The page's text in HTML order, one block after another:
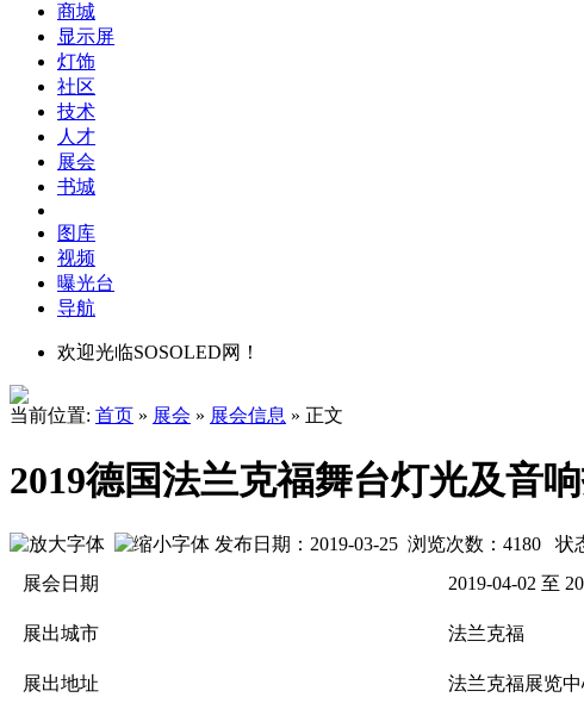
商城
显示屏
灯饰
社区
技术
人才
展会
书城
图库
视频
曝光台
导航
欢迎光临SOSOLED网！
当前位置: 首页 » 展会 » 展会信息 » 正文
2019德国法兰克福舞台灯光及音
发布日期：2019-03-25 浏览次数： 4180 状
展会日期
2019-04-02 至
展出城市 法兰克福
展出地址 法兰克福展览